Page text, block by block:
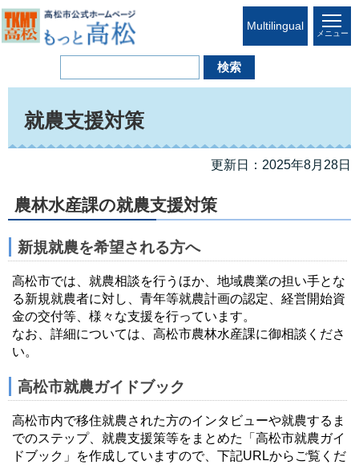
Multilingual
メニュー
就農支援対策
更新日：2025年8月28日
農林水産課の就農支援対策
新規就農を希望される方へ
高松市では、就農相談を行うほか、地域農業の担い手とな
る新規就農者に対し、青年等就農計画の認定、経営開始資
金の交付等、様々な支援を行っています。
なお、詳細については、高松市農林水産課に御相談くださ
い。
高松市就農ガイドブック
高松市内で移住就農された方のインタビューや就農するま
でのステップ、就農支援策等をまとめた「高松市就農ガイ
ドブック」を作成していますので、下記URLからご覧くだ